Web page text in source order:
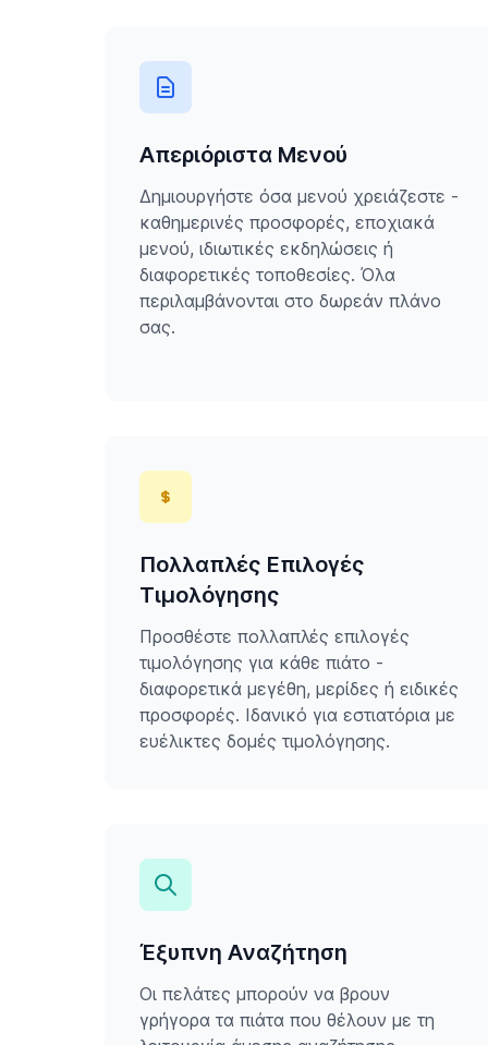
Απεριόριστα Μενού
Δημιουργήστε όσα μενού χρειάζεστε -
καθημερινές προσφορές, εποχιακά
μενού, ιδιωτικές εκδηλώσεις ή
διαφορετικές τοποθεσίες. Όλα
περιλαμβάνονται στο δωρεάν πλάνο
σας.
Πολλαπλές Επιλογές
Τιμολόγησης
Προσθέστε πολλαπλές επιλογές
τιμολόγησης για κάθε πιάτο -
διαφορετικά μεγέθη, μερίδες ή ειδικές
προσφορές. Ιδανικό για εστιατόρια με
ευέλικτες δομές τιμολόγησης.
Έξυπνη Αναζήτηση
Οι πελάτες μπορούν να βρουν
γρήγορα τα πιάτα που θέλουν με τη